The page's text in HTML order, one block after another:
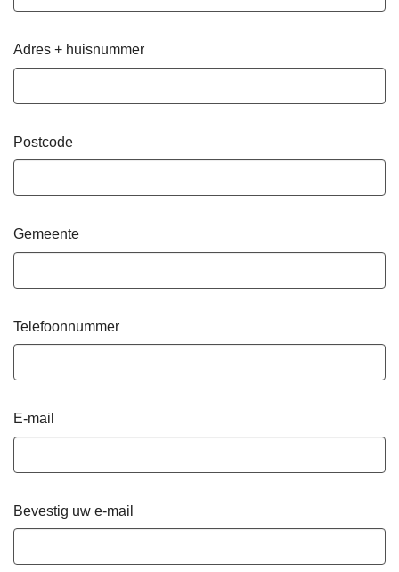
Adres + huisnummer
Postcode
Gemeente
Telefoonnummer
E-mail
Bevestig uw e-mail